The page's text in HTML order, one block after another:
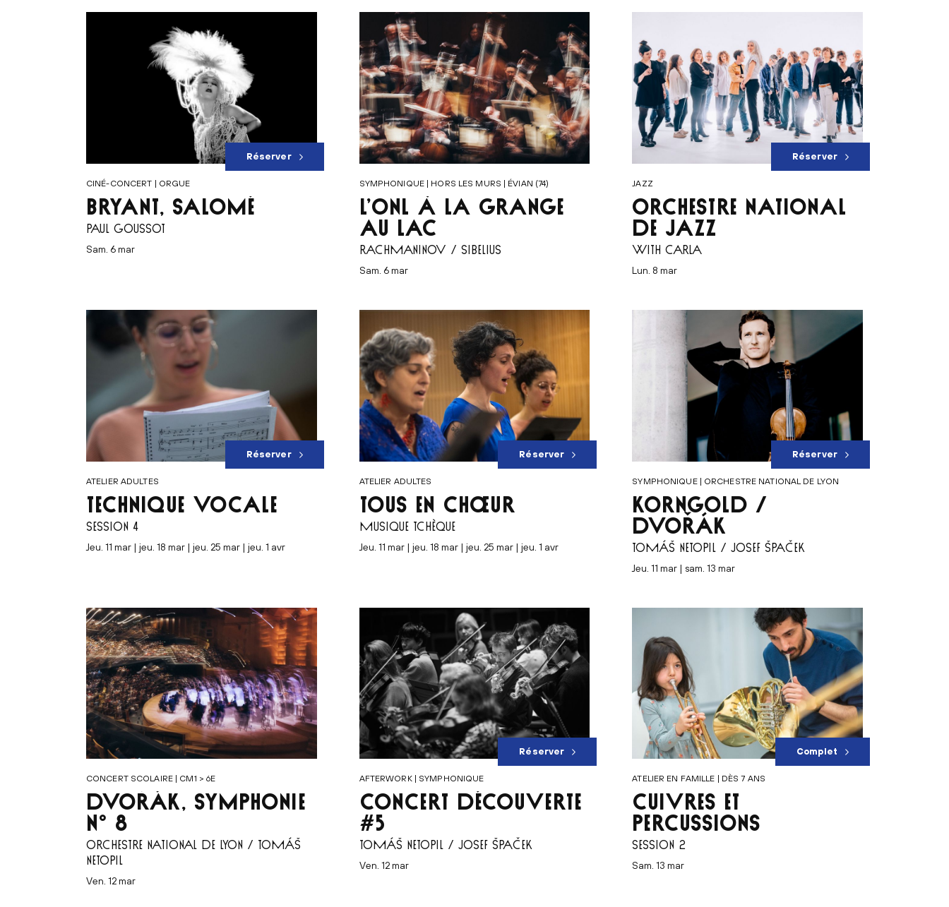
CINÉ-CONCERT | ORGUE
BRYANT, SALOMÉ
PAUL GOUSSOT
sam. 6 mar
Réserver
SYMPHONIQUE | HORS LES MURS | ÉVIAN (74)
L’ONL À LA GRANGE
AU LAC
RACHMANINOV / SIBELIUS
sam. 6 mar
JAZZ
ORCHESTRE NATIONAL
DE JAZZ
WITH CARLA
lun. 8 mar
Réserver
ATELIER ADULTES
TECHNIQUE VOCALE
SESSION 4
jeu. 11 mar | jeu. 18 mar | jeu. 25 mar | jeu. 1 avr
Réserver
ATELIER ADULTES
TOUS EN CHŒUR
MUSIQUE TCHÈQUE
jeu. 11 mar | jeu. 18 mar | jeu. 25 mar | jeu. 1 avr
Réserver
SYMPHONIQUE | ORCHESTRE NATIONAL DE LYON
KORNGOLD /
DVOŘÁK
TOMÁŠ NETOPIL / JOSEF ŠPAČEK
jeu. 11 mar | sam. 13 mar
Réserver
CONCERT SCOLAIRE | CM1 > 6E
DVOŘÁK, SYMPHONIE
N° 8
ORCHESTRE NATIONAL DE LYON / TOMÁŠ
NETOPIL
ven. 12 mar
AFTERWORK | SYMPHONIQUE
CONCERT DÉCOUVERTE
#5
TOMÁŠ NETOPIL / JOSEF ŠPAČEK
ven. 12 mar
Réserver
ATELIER EN FAMILLE | DÈS 7 ANS
CUIVRES ET
PERCUSSIONS
SESSION 2
sam. 13 mar
Complet